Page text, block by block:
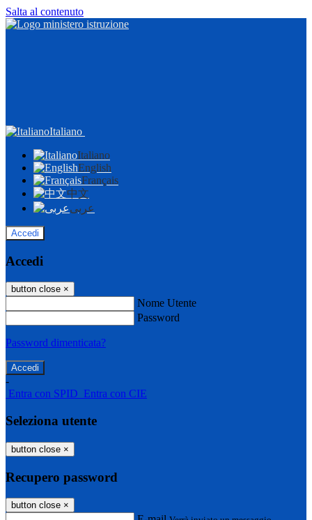
Salta al contenuto
Italiano
Italiano
English
Français
中文
عربى
Accedi
Accedi
button close ×
Nome Utente
Password
Password dimenticata?
-
Entra con SPID Entra con CIE
Seleziona utente
button close ×
Recupero password
button close ×